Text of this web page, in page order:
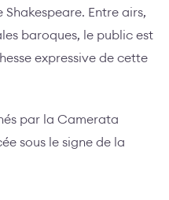
Shakespeare. Entre airs,
baroques, le public est
expressive de cette
par la Camerata
sous le signe de la